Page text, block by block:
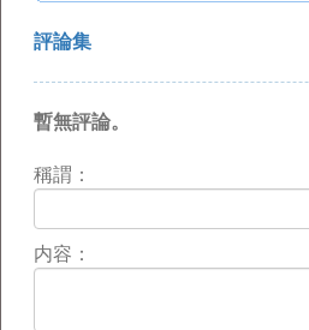
評論集
暫無評論。
稱謂：
内容：